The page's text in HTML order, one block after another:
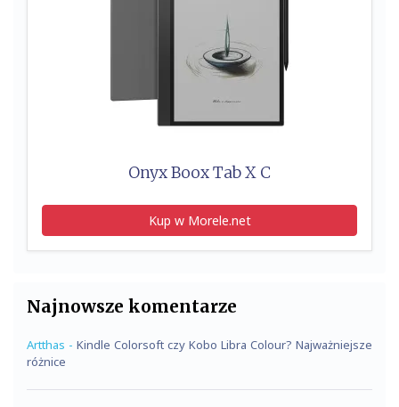
Onyx Boox Tab X C
Kup w Morele.net
Najnowsze komentarze
Artthas - Kindle Colorsoft czy Kobo Libra Colour? Najważniejsze
różnice